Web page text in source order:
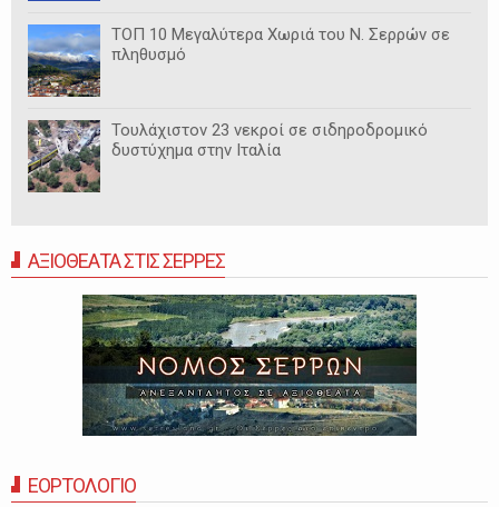
ΤΟΠ 10 Μεγαλύτερα Χωριά του Ν. Σερρών σε
πληθυσμό
Τουλάχιστον 23 νεκροί σε σιδηροδρομικό
δυστύχημα στην Ιταλία
ΑΞΙΟΘΕΑΤΑ ΣΤΙΣ ΣΕΡΡΕΣ
ΕΟΡΤΟΛΟΓΙΟ